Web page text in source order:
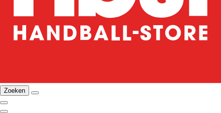
Zoeken